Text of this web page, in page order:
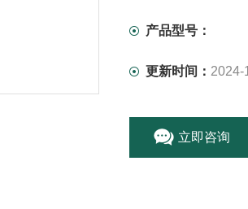
本产品仅供科研实验
产品型号：
更新时间： 2024-
立即咨询